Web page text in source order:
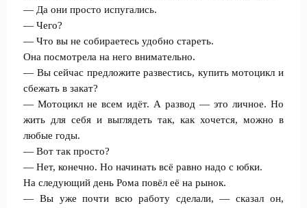
— Да они просто испугались.
— Чего?
— Что вы не собираетесь удобно стареть.
Она посмотрела на него внимательно.
— Вы сейчас предложите развестись, купить мотоцикл и
сбежать в закат?
— Мотоцикл не всем идёт. А развод — это личное. Но
жить для себя и выглядеть так, как хочется, можно в
любые годы.
— Вот так просто?
— Нет, конечно. Но начинать всё равно надо с юбки.
На следующий день Рома повёл её на рынок.
— Вы уже почти всю работу сделали, — сказал он,